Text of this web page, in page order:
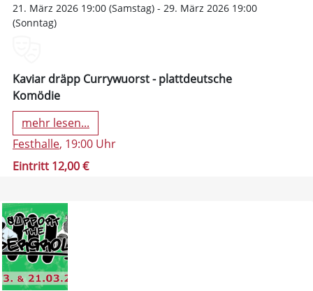
21. März 2026 19:00 (Samstag) - 29. März 2026 19:00
(Sonntag)
Kaviar dräpp Currywuorst - plattdeutsche
Komödie
mehr lesen...
Festhalle, 19:00 Uhr
Eintritt 12,00 €